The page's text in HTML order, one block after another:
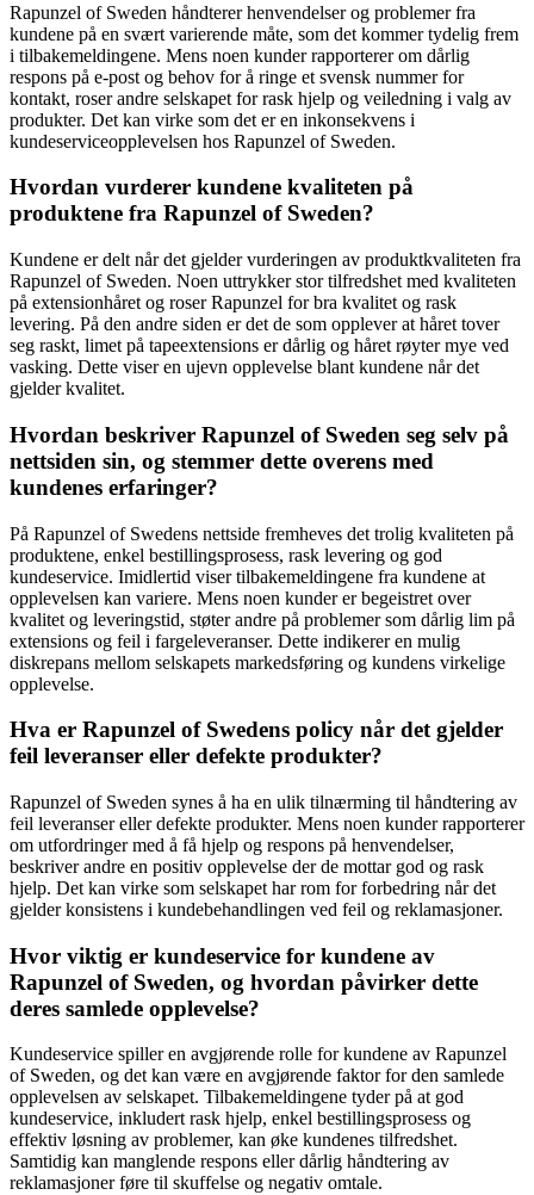
Rapunzel of Sweden håndterer henvendelser og problemer fra
kundene på en svært varierende måte, som det kommer tydelig frem
i tilbakemeldingene. Mens noen kunder rapporterer om dårlig
respons på e-post og behov for å ringe et svensk nummer for
kontakt, roser andre selskapet for rask hjelp og veiledning i valg av
produkter. Det kan virke som det er en inkonsekvens i
kundeserviceopplevelsen hos Rapunzel of Sweden.
Hvordan vurderer kundene kvaliteten på
produktene fra Rapunzel of Sweden?
Kundene er delt når det gjelder vurderingen av produktkvaliteten fra
Rapunzel of Sweden. Noen uttrykker stor tilfredshet med kvaliteten
på extensionhåret og roser Rapunzel for bra kvalitet og rask
levering. På den andre siden er det de som opplever at håret tover
seg raskt, limet på tapeextensions er dårlig og håret røyter mye ved
vasking. Dette viser en ujevn opplevelse blant kundene når det
gjelder kvalitet.
Hvordan beskriver Rapunzel of Sweden seg selv på
nettsiden sin, og stemmer dette overens med
kundenes erfaringer?
På Rapunzel of Swedens nettside fremheves det trolig kvaliteten på
produktene, enkel bestillingsprosess, rask levering og god
kundeservice. Imidlertid viser tilbakemeldingene fra kundene at
opplevelsen kan variere. Mens noen kunder er begeistret over
kvalitet og leveringstid, støter andre på problemer som dårlig lim på
extensions og feil i fargeleveranser. Dette indikerer en mulig
diskrepans mellom selskapets markedsføring og kundens virkelige
opplevelse.
Hva er Rapunzel of Swedens policy når det gjelder
feil leveranser eller defekte produkter?
Rapunzel of Sweden synes å ha en ulik tilnærming til håndtering av
feil leveranser eller defekte produkter. Mens noen kunder rapporterer
om utfordringer med å få hjelp og respons på henvendelser,
beskriver andre en positiv opplevelse der de mottar god og rask
hjelp. Det kan virke som selskapet har rom for forbedring når det
gjelder konsistens i kundebehandlingen ved feil og reklamasjoner.
Hvor viktig er kundeservice for kundene av
Rapunzel of Sweden, og hvordan påvirker dette
deres samlede opplevelse?
Kundeservice spiller en avgjørende rolle for kundene av Rapunzel
of Sweden, og det kan være en avgjørende faktor for den samlede
opplevelsen av selskapet. Tilbakemeldingene tyder på at god
kundeservice, inkludert rask hjelp, enkel bestillingsprosess og
effektiv løsning av problemer, kan øke kundenes tilfredshet.
Samtidig kan manglende respons eller dårlig håndtering av
reklamasjoner føre til skuffelse og negativ omtale.